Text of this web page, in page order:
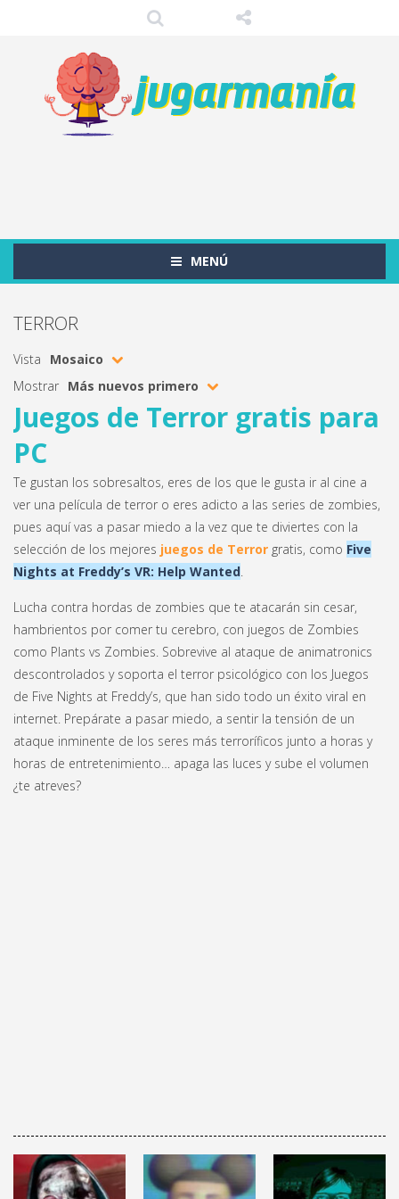
MENÚ
TERROR
Vista
Mosaico
Mostrar Más nuevos primero
Juegos de Terror gratis para
PC
Te gustan los sobresaltos, eres de los que le gusta ir al cine a
ver una película de terror o eres adicto a las series de zombies,
pues aquí vas a pasar miedo a la vez que te diviertes con la
selección de los mejores juegos de Terror gratis, como Five
Nights at Freddy’s VR: Help Wanted.
Lucha contra hordas de zombies que te atacarán sin cesar,
hambrientos por comer tu cerebro, con juegos de Zombies
como Plants vs Zombies. Sobrevive al ataque de animatronics
descontrolados y soporta el terror psicológico con los Juegos
de Five Nights at Freddy’s, que han sido todo un éxito viral en
internet. Prepárate a pasar miedo, a sentir la tensión de un
ataque inminente de los seres más terroríficos junto a horas y
horas de entretenimiento… apaga las luces y sube el volumen
¿te atreves?